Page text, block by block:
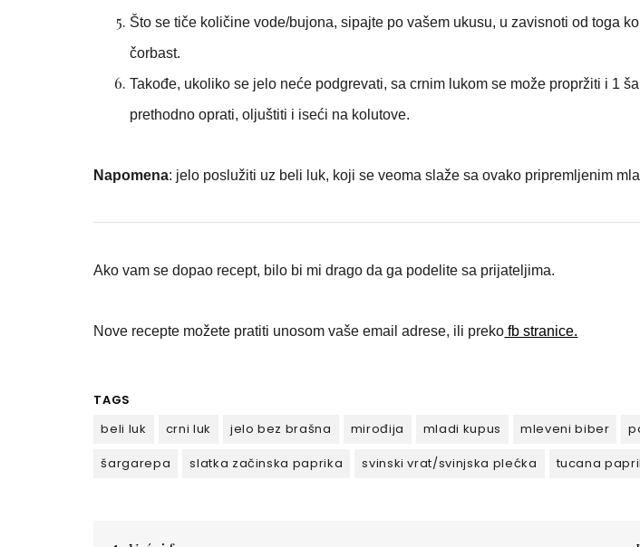
Što se tiče količine vode/bujona, sipajte po vašem ukusu, u zavisnoti od toga
čorbast.
Takođe, ukoliko se jelo neće podgrevati, sa crnim lukom se može propržiti i 1
prethodno oprati, oljuštiti i iseći na kolutove.
Napomena: jelo poslužiti uz beli luk, koji se veoma slaže sa ovako pripremljenim
Ako vam se dopao recept, bilo bi mi drago da ga podelite sa prijateljima.
Nove recepte možete pratiti unosom vaše email adrese, ili preko fb stranice.
TAGS
beli luk
crni luk jelo bez brašna mirođija mladi kupus mleveni biber
šargarepa
slatka začinska paprika svinski vrat/svinjska plećka tucana